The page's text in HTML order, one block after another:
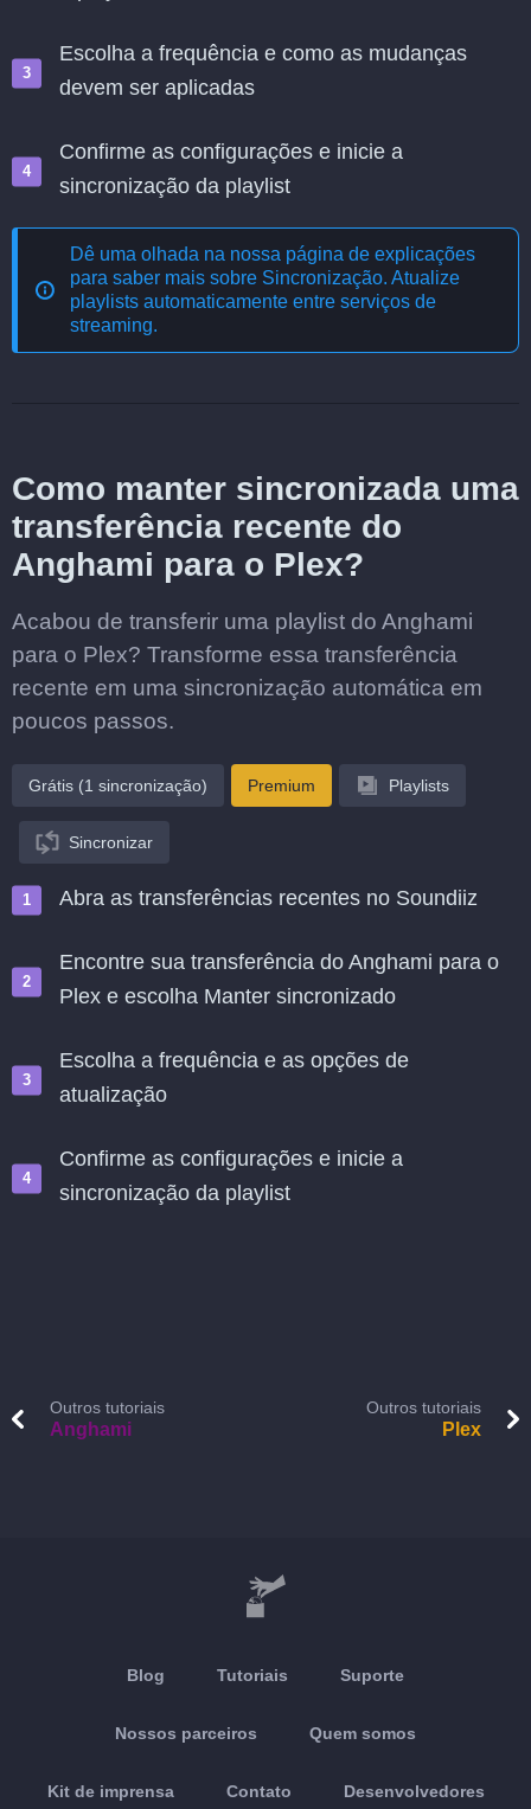
Escolha a frequência e como as mudanças
devem ser aplicadas
Confirme as configurações e inicie a
sincronização da playlist
Dê uma olhada na nossa página de explicações
para saber mais sobre Sincronização. Atualize
playlists automaticamente entre serviços de
streaming.
Como manter sincronizada uma
transferência recente do
Anghami para o Plex?
Acabou de transferir uma playlist do Anghami
para o Plex? Transforme essa transferência
recente em uma sincronização automática em
poucos passos.
Grátis (1 sincronização) Premium Playlists
Sincronizar
Abra as transferências recentes no Soundiiz
Encontre sua transferência do Anghami para o
Plex e escolha Manter sincronizado
Escolha a frequência e as opções de
atualização
Confirme as configurações e inicie a
sincronização da playlist
Outros tutoriais
Anghami
Outros tutoriais
Plex
Blog Tutoriais Suporte
Nossos parceiros Quem somos
Kit de imprensa Contato Desenvolvedores